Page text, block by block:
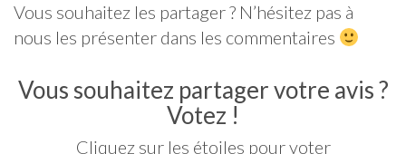
Vous souhaitez les partager ? N’hésitez pas à
nous les présenter dans les commentaires
Vous souhaitez partager votre avis ?
Votez !
Cliquez sur les étoiles pour voter